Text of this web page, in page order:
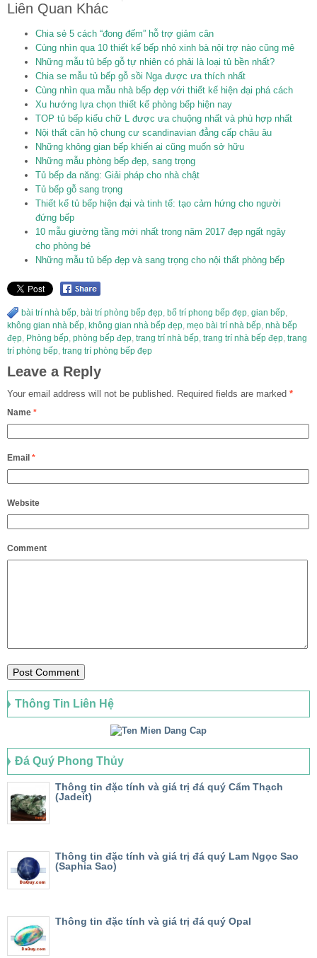
Liên Quan Khác
Chia sẻ 5 cách “đong đếm” hỗ trợ giảm cân
Cùng nhìn qua 10 thiết kế bếp nhỏ xinh bà nội trợ nào cũng mê
Những mẫu tủ bếp gỗ tự nhiên có phải là loại tủ bền nhất?
Chia se mẫu tủ bếp gỗ sồi Nga được ưa thích nhất
Cùng nhìn qua mẫu nhà bếp đẹp với thiết kế hiện đại phá cách
Xu hướng lựa chọn thiết kế phòng bếp hiện nay
TOP tủ bếp kiểu chữ L được ưa chuộng nhất và phù hợp nhất
Nội thất căn hộ chung cư scandinavian đẳng cấp châu âu
Những không gian bếp khiến ai cũng muốn sở hữu
Những mẫu phòng bếp đẹp, sang trọng
Tủ bếp đa năng: Giải pháp cho nhà chật
Tủ bếp gỗ sang trọng
Thiết kế tủ bếp hiện đại và tinh tế: tạo cảm hứng cho người
đứng bếp
10 mẫu giường tầng mới nhất trong năm 2017 đẹp ngất ngây
cho phòng bé
Những mẫu tủ bếp đẹp và sang trọng cho nội thất phòng bếp
bài trí nhà bếp, bài trí phòng bếp đẹp, bố trí phong bếp đẹp, gian bếp,
không gian nhà bếp, không gian nhà bếp đẹp, mẹo bài trí nhà bếp, nhà bếp
đẹp, Phòng bếp, phòng bếp đẹp, trang trí nhà bếp, trang trí nhà bếp đẹp, trang
trí phòng bếp, trang trí phòng bếp đẹp
Leave a Reply
Your email address will not be published. Required fields are marked *
Name *
Email *
Website
Comment
Thông Tin Liên Hệ
Đá Quý Phong Thủy
Thông tin đặc tính và giá trị đá quý Cẩm Thạch
(Jadeit)
Thông tin đặc tính và giá trị đá quý Lam Ngọc Sao
(Saphia Sao)
Thông tin đặc tính và giá trị đá quý Opal